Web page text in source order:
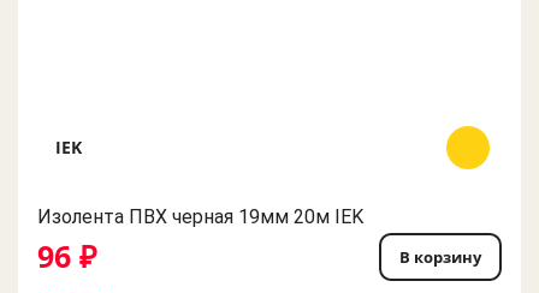
IEK
Изолента ПВХ черная 19мм 20м IEK
96 ₽ В корзину